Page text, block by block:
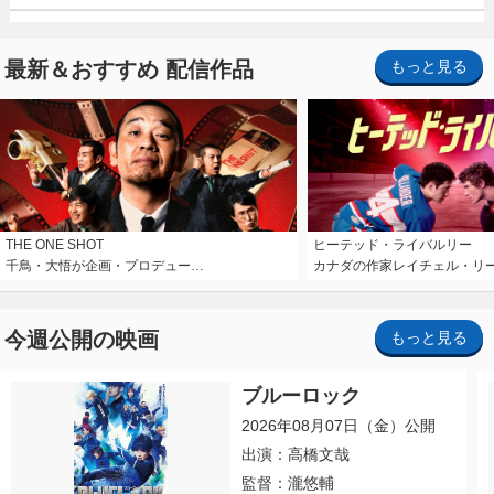
最新＆おすすめ 配信作品 もっと見る
THE ONE SHOT
千鳥・大悟が企画・プロデュー…
ヒーテッド・ライバルリー
カナダの作家レイチェル・リ
今週公開の映画 もっと見る
ブルーロック
2026年08月07日（金）公開
出演：高橋文哉
監督：瀧悠輔